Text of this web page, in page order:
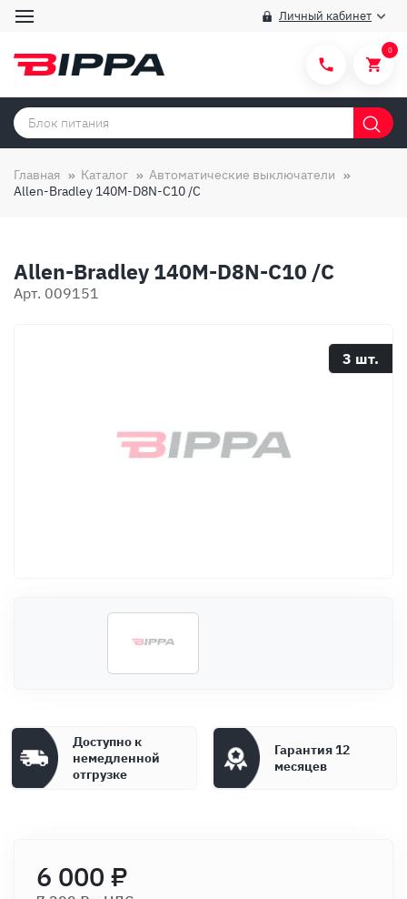
Личный кабинет
Категории товаров
Способы покупки
Вопросы и ответы
О компании
0
Главная Каталог
Автоматические выключатели
Allen-Bradley 140M-D8N-C10 /C
Allen-Bradley 140M-D8N-C10 /C
Арт. 009151
3 шт.
Доступно к
немедленной
отгрузке
Гарантия 12
месяцев
6 000 ₽